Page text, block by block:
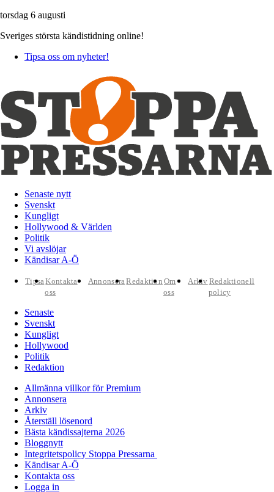
torsdag 6 augusti
Sveriges största kändistidning online!
Tipsa oss om nyheter!
Senaste nytt
Svenskt
Kungligt
Hollywood & Världen
Politik
Vi avslöjar
Kändisar A-Ö
TipsaKontakta
oss
AnnonseraRedaktion Om
oss
Arkiv Redaktionell
policy
Senaste
Svenskt
Kungligt
Hollywood
Politik
Redaktion
Allmänna villkor för Premium
Annonsera
Arkiv
Återställ lösenord
Bästa kändissajterna 2026
Bloggnytt
Integritetspolicy Stoppa Pressarna
Kändisar A-Ö
Kontakta oss
Logga in